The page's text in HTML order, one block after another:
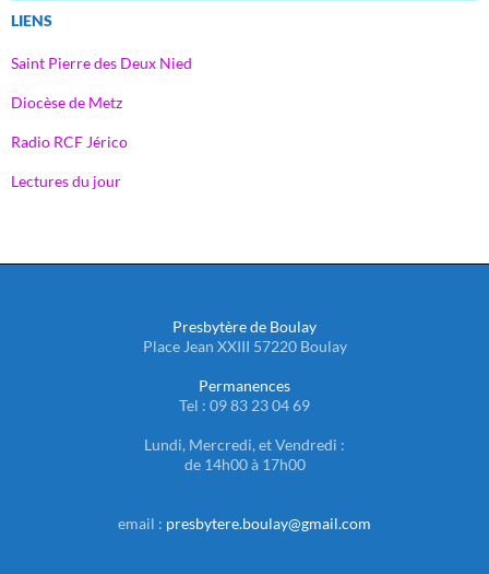
LIENS
Saint Pierre des Deux Nied
Diocèse de Metz
Radio RCF Jérico
Lectures du jour
Presbytère de Boulay
Place Jean XXIII 57220 Boulay
Permanences
Tel : 09 83 23 04 69
Lundi, Mercredi, et Vendredi :
de 14h00 à 17h00
email : presbytere.boulay@gmail.com